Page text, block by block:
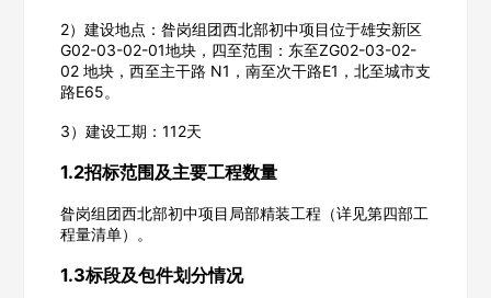
2）建设地点：昝岗组团西北部初中项目位于雄安新区
G02-03-02-01地块，四至范围：东至ZG02-03-02-
02 地块，西至主干路 N1，南至次干路E1，北至城市支
路E65。
3）建设工期：112天
1.2招标范围及主要工程数量
昝岗组团西北部初中项目局部精装工程（详见第四部工
程量清单）。
1.3标段及包件划分情况